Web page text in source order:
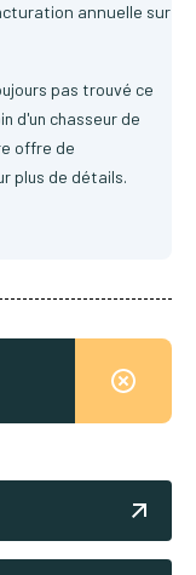
annuelle sur
pas trouvé ce
d'un chasseur de
offre de
plus de détails.